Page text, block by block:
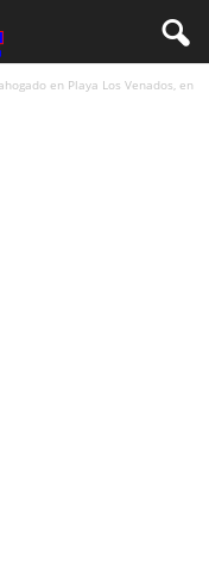
en Playa Los Venados, en